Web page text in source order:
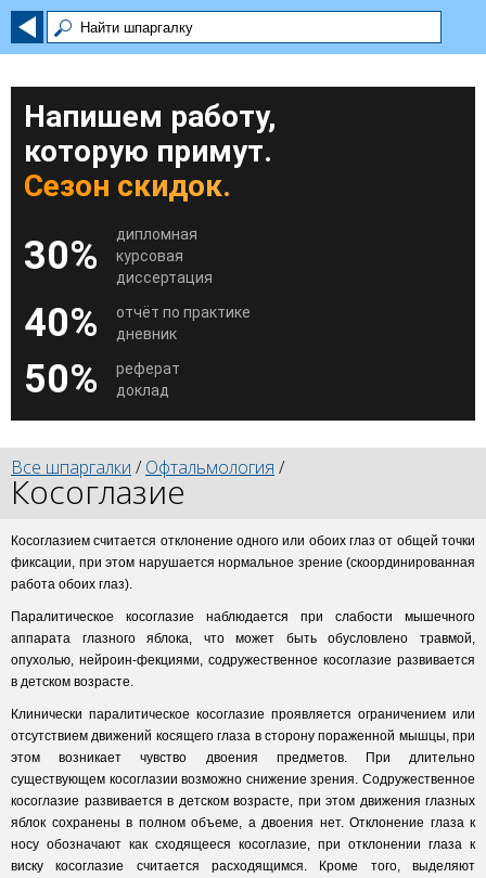
Напишем работу,
которую примут.
Сезон скидок.
30%
дипломная
курсовая
диссертация
40%
отчёт по практике
дневник
50%
реферат
доклад
Все шпаргалки / Офтальмология /
Косоглазие
Косоглазием считается отклонение одного или обоих глаз от общей точки
фиксации, при этом нарушается нормальное зрение (скоординированная
работа обоих глаз).
Паралитическое косоглазие наблюдается при слабости мышечного
аппарата глазного яблока, что может быть обусловлено травмой,
опухолью, нейроин-фекциями, содружественное косоглазие развивается
в детском возрасте.
Клинически паралитическое косоглазие проявляется ограничением или
отсутствием движений косящего глаза в сторону пораженной мышцы, при
этом возникает чувство двоения предметов. При длительно
существующем косоглазии возможно снижение зрения. Содружественное
косоглазие развивается в детском возрасте, при этом движения глазных
яблок сохранены в полном объеме, а двоения нет. Отклонение глаза к
носу обозначают как сходящееся косоглазие, при отклонении глаза к
виску косоглазие считается расходящимся. Кроме того, выделяют